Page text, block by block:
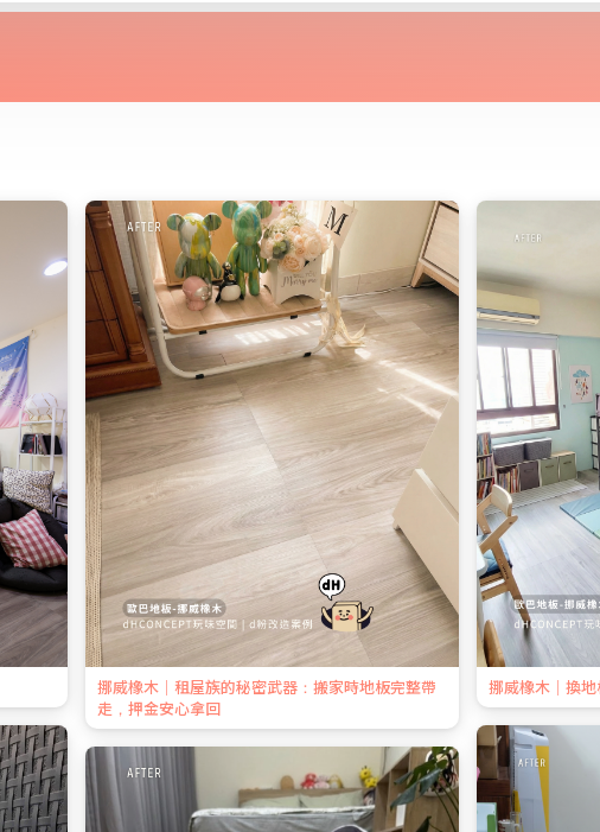
挪威橡木｜租屋族的秘密武器：搬家時地板完整帶
走，押金安心拿回
挪威橡木｜換